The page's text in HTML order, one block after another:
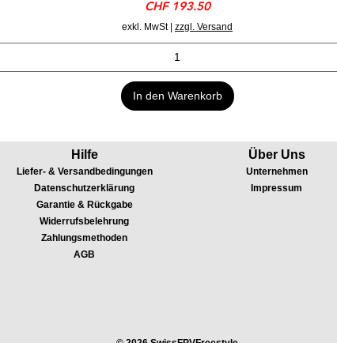
Preis
CHF 193.50
exkl. MwSt| zzgl. Versand
In den Warenkorb
Hilfe
Liefer- & Versandbedingungen
Datenschutzerklärung
Garantie & Rückgabe
Widerrufsbelehrung
Zahlungsmethoden
AGB
Über Uns
Unternehmen
Impressum